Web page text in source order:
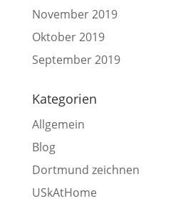
November 2019
Oktober 2019
September 2019
Kategorien
Allgemein
Blog
Dortmund zeichnen
USkAtHome